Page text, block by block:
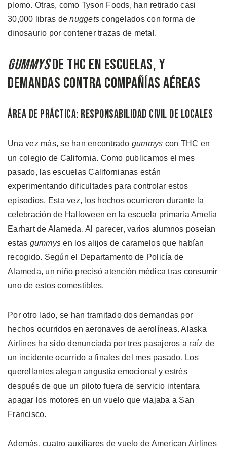
plomo. Otras, como Tyson Foods, han retirado casi
30,000 libras denuggetscongelados con forma de
dinosaurio por contener trazas de metal.
Gummysde THC en Escuelas, y
Demandas Contra Compañías Aéreas
Área de Práctica: Responsabilidad Civil de Locales
Una vez más, se han encontrado gummys con THC en
un colegio de California. Como publicamos el mes
pasado, las escuelas Californianas están
experimentando dificultades para controlar estos
episodios. Esta vez, los hechos ocurrieron durante la
celebración de Halloween en la escuela primaria Amelia
Earhart de Alameda. Al parecer, varios alumnos poseían
estas gummysen los alijos de caramelos que habían
recogido. Según el Departamento de Policía de
Alameda, un niño precisó atención médica tras consumir
uno de estos comestibles.
Por otro lado, se han tramitado dos demandas por
hechos ocurridos en aeronaves de aerolíneas. Alaska
Airlines ha sido denunciada por tres pasajeros a raíz de
un incidente ocurrido a finales del mes pasado. Los
querellantes alegan angustia emocional y estrés
después de que un piloto fuera de servicio intentara
apagar los motores en un vuelo que viajaba a San
Francisco.
Además, cuatro auxiliares de vuelo de American Airlines